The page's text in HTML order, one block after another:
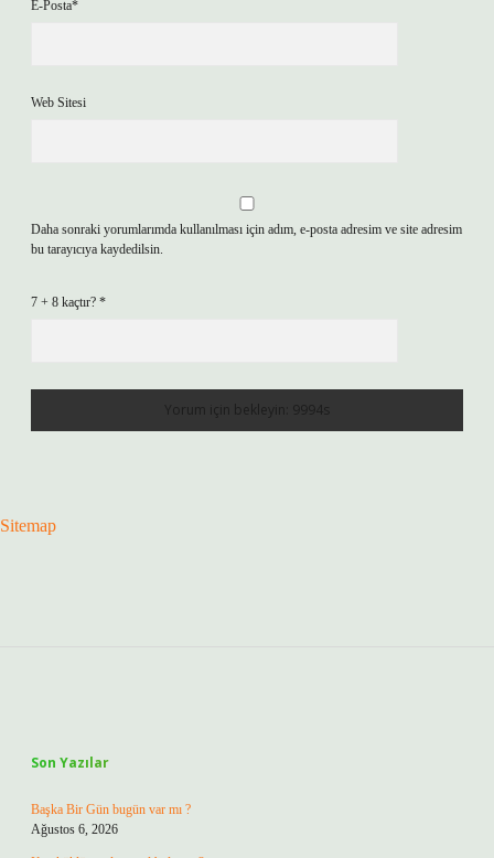
E-Posta*
Web Sitesi
Daha sonraki yorumlarımda kullanılması için adım, e-posta adresim ve site adresim
bu tarayıcıya kaydedilsin.
7 + 8 kaçtır? *
Sitemap
Son Yazılar
Başka Bir Gün bugün var mı ?
Ağustos 6, 2026